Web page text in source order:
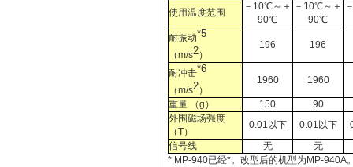
使用温度范围
－10℃～＋
90℃
－10℃～＋
90℃
耐振动*5
（m/s2）
196 196
耐冲击*6
（m/s2）
1960 1960
重量 （g） 150
90
外围磁场强度
（T）
0.01以下 0.01以下
信号线
无
无
* MP-940已经*。改型后的机型为MP-940A